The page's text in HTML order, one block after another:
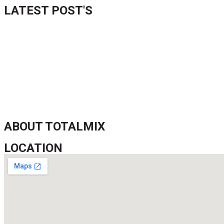
LATEST POST'S
ABOUT TOTALMIX
LOCATION